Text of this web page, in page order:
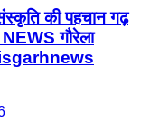
की पहचान गढ़
गौरेला